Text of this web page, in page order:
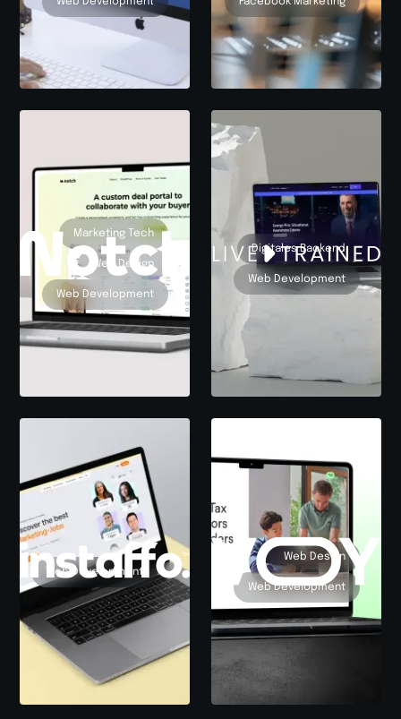
Web Development
Web Design
Marketing Tech
Web Development
Digitales Backend
Web Development
Web Development
Web Design